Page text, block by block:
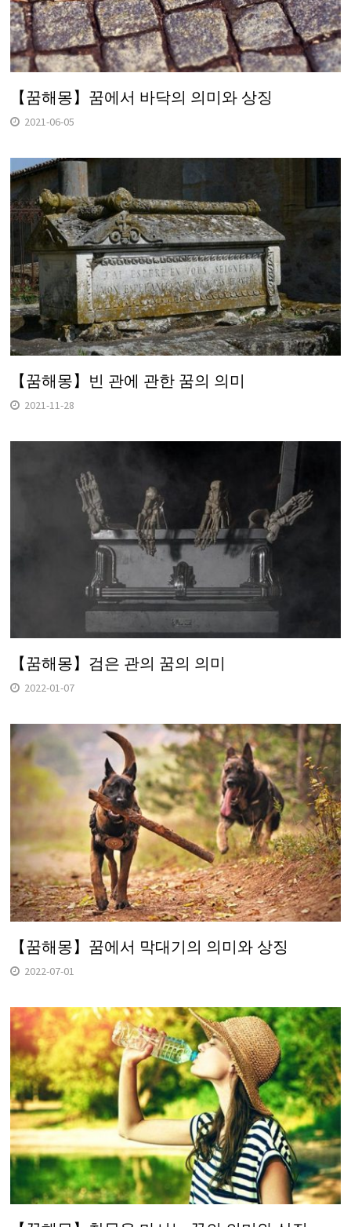
【꿈해몽】꿈에서 바닥의 의미와 상징
2021-06-05
【꿈해몽】빈 관에 관한 꿈의 의미
2021-11-28
【꿈해몽】검은 관의 꿈의 의미
2022-01-07
【꿈해몽】꿈에서 막대기의 의미와 상징
2022-07-01